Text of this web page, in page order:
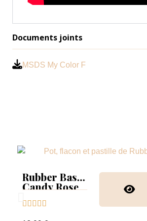
Documents joints
MSDS My Color F
Rubber Base
Candy Rose
    